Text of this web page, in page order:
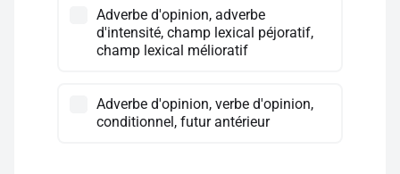
Adverbe d'opinion, adverbe
d'intensité, champ lexical péjoratif,
champ lexical mélioratif
Adverbe d'opinion, verbe d'opinion,
conditionnel, futur antérieur